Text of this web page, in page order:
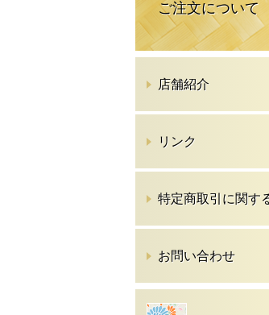
ご注文について
店舗紹介
リンク
特定商取引に関す
お問い合わせ